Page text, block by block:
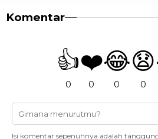
Komentar
👍
0
❤️
0
😂
0
😧
0
Isi komentar sepenuhnya adalah